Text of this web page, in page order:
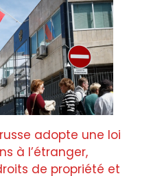
adopte une loi
à l’étranger,
de propriété et